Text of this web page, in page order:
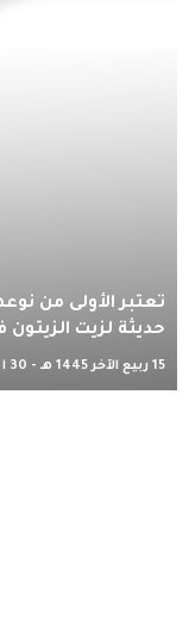
تعتبر الأولى من
حديثة لزيت
15 ربيع الآخر 1445 هـ - 30 أكتوبر 2023 م